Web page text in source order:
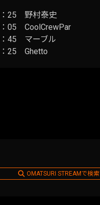
25 野村泰史
05 CoolCrewPar
45 マーブル
25 Ghetto
OMATSURI STREAMで検索